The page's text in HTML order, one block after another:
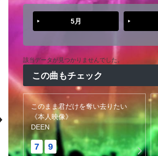
5月
該当データが見つかりませんでした。
この曲もチェック
このまま君だけを奪い去りたい
《本人映像》
DEEN
7 9